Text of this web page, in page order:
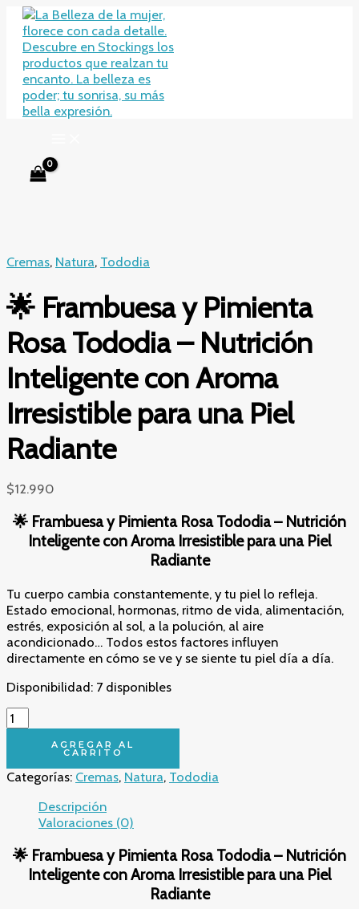
contenido
Cremas, Natura, Tododia
🌟 Frambuesa y Pimienta
Rosa Tododia – Nutrición
Inteligente con Aroma
Irresistible para una Piel
Radiante
$12.990
🌟 Frambuesa y Pimienta Rosa Tododia – Nutrición
Inteligente con Aroma Irresistible para una Piel
Radiante
Tu cuerpo cambia constantemente, y tu piel lo refleja.
Estado emocional, hormonas, ritmo de vida, alimentación,
estrés, exposición al sol, a la polución, al aire
acondicionado… Todos estos factores influyen
directamente en cómo se ve y se siente tu piel día a día.
Disponibilidad: 7 disponibles
🌟
Frambuesa
Rosa
Nutrición
Inteligente
con
Aroma
AGREGAR AL
CARRITO
Categorías: Cremas, Natura, Tododia
Descripción
Valoraciones (0)
🌟 Frambuesa y Pimienta Rosa Tododia – Nutrición
Inteligente con Aroma Irresistible para una Piel
Radiante